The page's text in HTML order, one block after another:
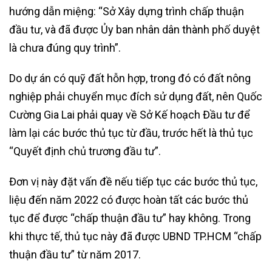
hướng dẫn miệng: “Sở Xây dựng trình chấp thuận
đầu tư, và đã được Ủy ban nhân dân thành phố duyệt
là chưa đúng quy trình”.
Do dự án có quỹ đất hỗn hợp, trong đó có đất nông
nghiệp phải chuyển mục đích sử dụng đất, nên Quốc
Cường Gia Lai phải quay về Sở Kế hoạch Đầu tư để
làm lại các bước thủ tục từ đầu, trước hết là thủ tục
“Quyết định chủ trương đầu tư”.
Đơn vị này đặt vấn đề nếu tiếp tục các bước thủ tục,
liệu đến năm 2022 có được hoàn tất các bước thủ
tục để được “chấp thuận đầu tư” hay không. Trong
khi thực tế, thủ tục này đã được UBND TP.HCM “chấp
thuận đầu tư” từ năm 2017.